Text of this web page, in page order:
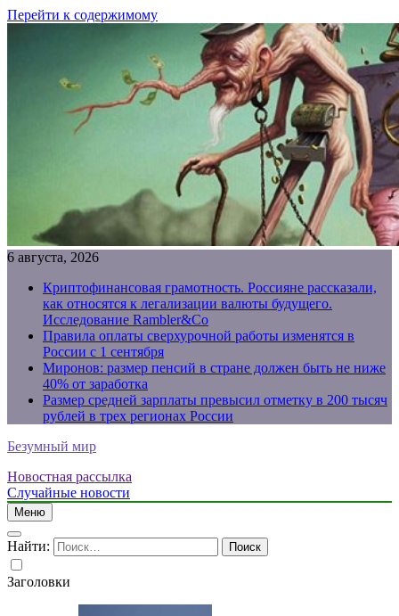
Перейти к содержимому
6 августа, 2026
Криптофинансовая грамотность. Россияне рассказали,
как относятся к легализации валюты будущего.
Исследование Rambler&Co
Правила оплаты сверхурочной работы изменятся в
России с 1 сентября
Миронов: размер пенсий в стране должен быть не ниже
40% от заработка
Размер средней зарплаты превысил отметку в 200 тысяч
рублей в трех регионах России
Безумный мир
Новостная рассылка
Случайные новости
Меню
Найти:
Заголовки